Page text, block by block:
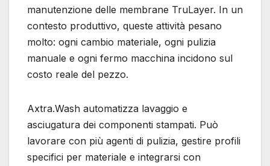
manutenzione delle membrane TruLayer. In un
contesto produttivo, queste attività pesano
molto: ogni cambio materiale, ogni pulizia
manuale e ogni fermo macchina incidono sul
costo reale del pezzo.
Axtra.Wash automatizza lavaggio e
asciugatura dei componenti stampati. Può
lavorare con più agenti di pulizia, gestire profili
specifici per materiale e integrarsi con